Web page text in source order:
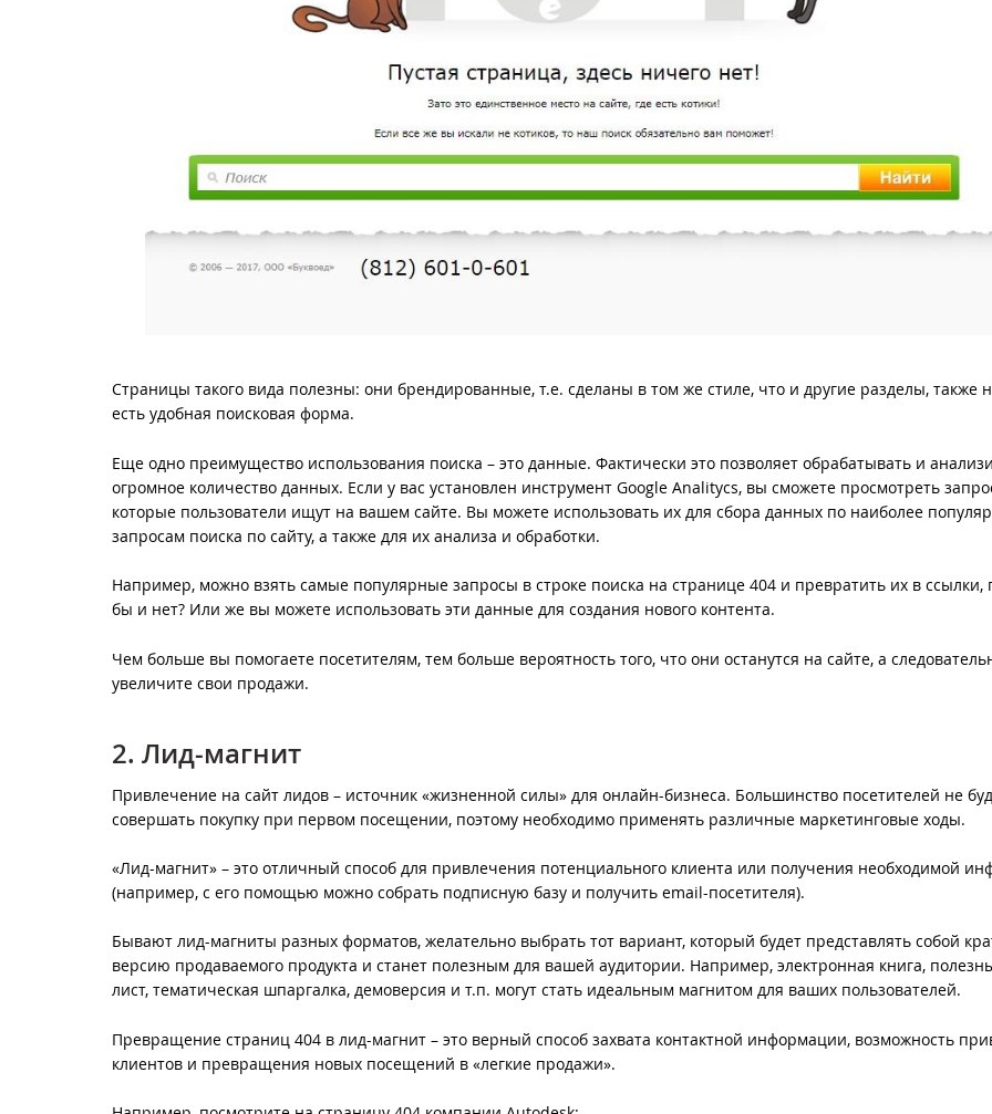
Страницы такого вида полезны: они брендированные, т.е. сделаны в том же стиле, что и другие разделы, также
есть удобная поисковая форма.
Еще одно преимущество использования поиска – это данные. Фактически это позволяет обрабатывать и
огромное количество данных. Если у вас установлен инструмент Google Analitycs, вы сможете просмотреть
которые пользователи ищут на вашем сайте. Вы можете использовать их для сбора данных по наиболее
запросам поиска по сайту, а также для их анализа и обработки.
Например, можно взять самые популярные запросы в строке поиска на странице 404 и превратить их в ссылки,
бы и нет? Или же вы можете использовать эти данные для создания нового контента.
Чем больше вы помогаете посетителям, тем больше вероятность того, что они останутся на сайте, а
увеличите свои продажи.
2. Лид-магнит
Привлечение на сайт лидов – источник «жизненной силы» для онлайн-бизнеса. Большинство посетителей не
совершать покупку при первом посещении, поэтому необходимо применять различные маркетинговые ходы.
«Лид-магнит» – это отличный способ для привлечения потенциального клиента или получения необходимой
(например, с его помощью можно собрать подписную базу и получить email-посетителя).
Бывают лид-магниты разных форматов, желательно выбрать тот вариант, который будет представлять собой
версию продаваемого продукта и станет полезным для вашей аудитории. Например, электронная книга,
лист, тематическая шпаргалка, демоверсия и т.п. могут стать идеальным магнитом для ваших пользователей.
Превращение страниц 404 в лид-магнит – это верный способ захвата контактной информации, возможность
клиентов и превращения новых посещений в «легкие продажи».